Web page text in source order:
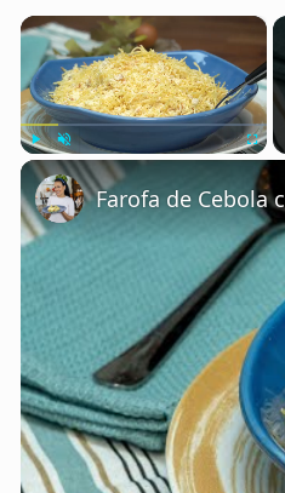
×
Play Unmute
Farofa de Cebola